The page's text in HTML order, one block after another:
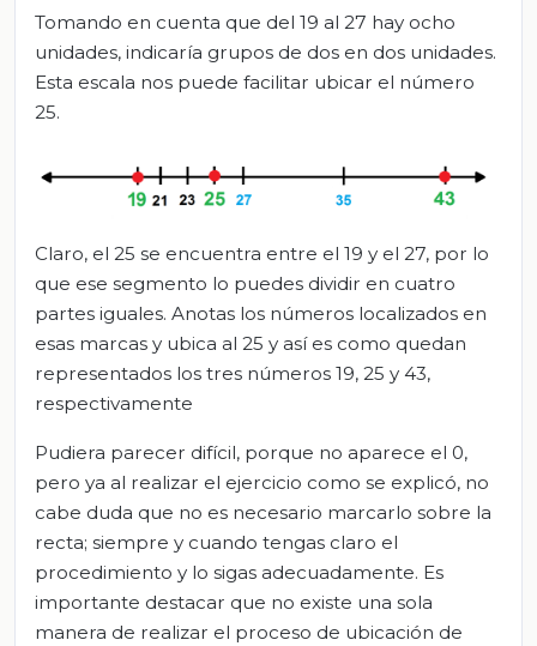
Tomando en cuenta que del 19 al 27 hay ocho
unidades, indicaría grupos de dos en dos unidades.
Esta escala nos puede facilitar ubicar el número
25.
Claro, el 25 se encuentra entre el 19 y el 27, por lo
que ese segmento lo puedes dividir en cuatro
partes iguales. Anotas los números localizados en
esas marcas y ubica al 25 y así es como quedan
representados los tres números 19, 25 y 43,
respectivamente
Pudiera parecer difícil, porque no aparece el 0,
pero ya al realizar el ejercicio como se explicó, no
cabe duda que no es necesario marcarlo sobre la
recta; siempre y cuando tengas claro el
procedimiento y lo sigas adecuadamente. Es
importante destacar que no existe una sola
manera de realizar el proceso de ubicación de